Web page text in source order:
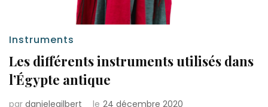
Instruments
Les différents instruments utilisés dans
l’Égypte antique
par danielegilbert le 24 décembre 2020